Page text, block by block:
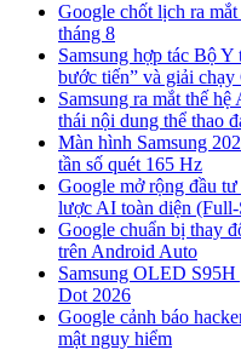
Google chốt lịch ra
tháng 8
Samsung hợp tác Bộ
bước tiến” và giải
Samsung ra mắt thế
thái nội dung thể thao
Màn hình Samsung
tần số quét 165 Hz
Google mở rộng đầu
lược AI toàn diện (Full-
Google chuẩn bị thay
trên Android Auto
Samsung OLED S95H
Dot 2026
Google cảnh báo
mật nguy hiểm